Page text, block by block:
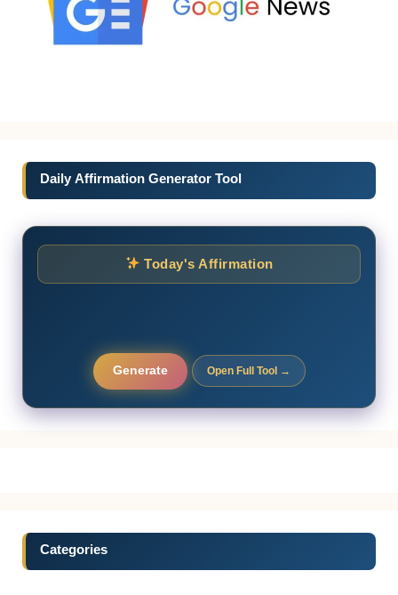
Daily Affirmation Generator Tool
Today's Affirmation
Generate Open Full Tool →
Categories